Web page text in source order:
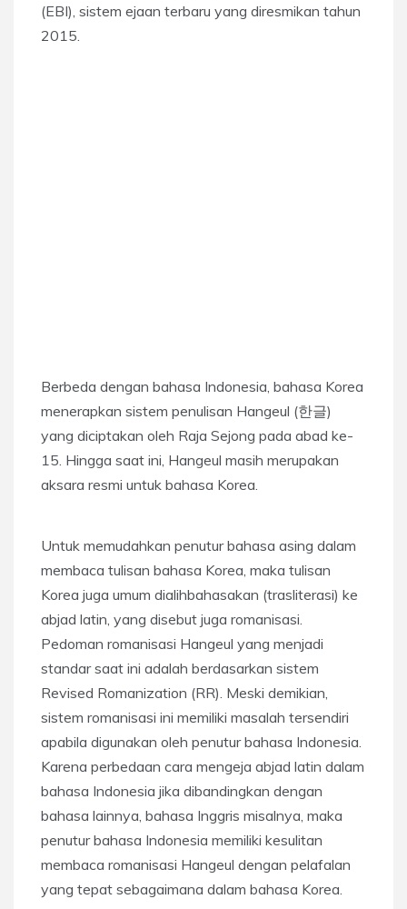
(EBI), sistem ejaan terbaru yang diresmikan tahun
2015.
Berbeda dengan bahasa Indonesia, bahasa Korea
menerapkan sistem penulisan Hangeul (한글)
yang diciptakan oleh Raja Sejong pada abad ke-
15. Hingga saat ini, Hangeul masih merupakan
aksara resmi untuk bahasa Korea.
Untuk memudahkan penutur bahasa asing dalam
membaca tulisan bahasa Korea, maka tulisan
Korea juga umum dialihbahasakan (trasliterasi) ke
abjad latin, yang disebut juga romanisasi.
Pedoman romanisasi Hangeul yang menjadi
standar saat ini adalah berdasarkan sistem
Revised Romanization (RR). Meski demikian,
sistem romanisasi ini memiliki masalah tersendiri
apabila digunakan oleh penutur bahasa Indonesia.
Karena perbedaan cara mengeja abjad latin dalam
bahasa Indonesia jika dibandingkan dengan
bahasa lainnya, bahasa Inggris misalnya, maka
penutur bahasa Indonesia memiliki kesulitan
membaca romanisasi Hangeul dengan pelafalan
yang tepat sebagaimana dalam bahasa Korea.